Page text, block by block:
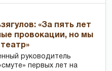
«За пять лет
провокации, но мы
руководитель
первых лет на